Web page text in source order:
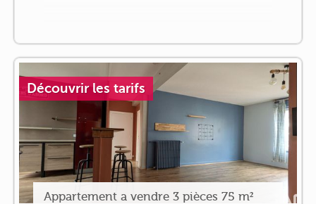
Découvrir les tarifs
Appartement a vendre 3 pièces 75 m²